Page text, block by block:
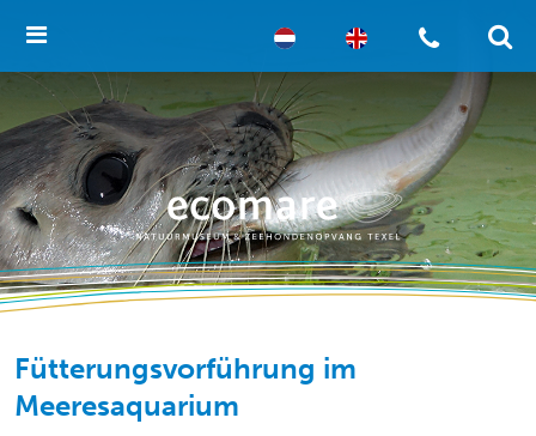
Fütterungsvorführung im
Meeresaquarium